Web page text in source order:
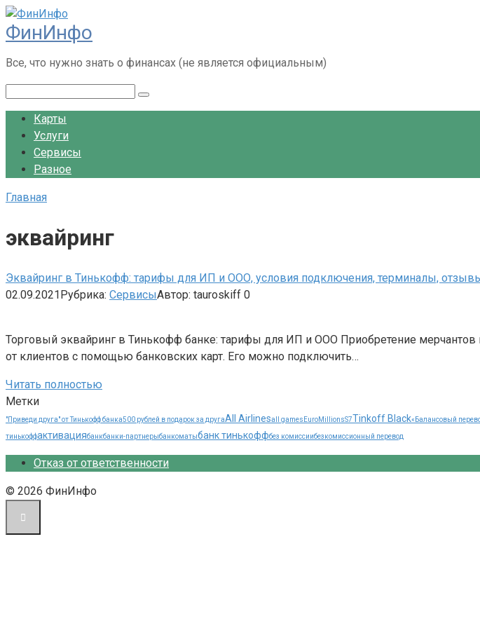
Перейти
к
контенту
ФинИнфо
Все, что нужно знать о финансах (не является официальным)
Карты
Услуги
Сервисы
Разное
Главная
эквайринг
Эквайринг в Тинькофф: тарифы для ИП и ООО, условия подключения, терминалы,
02.09.2021Рубрика: СервисыАвтор: tauroskiff 0
Торговый эквайринг в Тинькофф банке: тарифы для ИП и ООО Приобретение
от клиентов с помощью банковских карт. Его можно подключить…
Читать полностью
Метки
"Приведи друга" от Тинькофф банка500 рублей в подарок за другаAll Airlinesall games EuroMillionsS7Tinkoff Black«Балансовый
тинькоффактивациябанкбанки-партнерыбанкоматыбанк тинькоффбез комиссиибезкомиссионный перевод
Отказ от ответственности
© 2026 ФинИнфо